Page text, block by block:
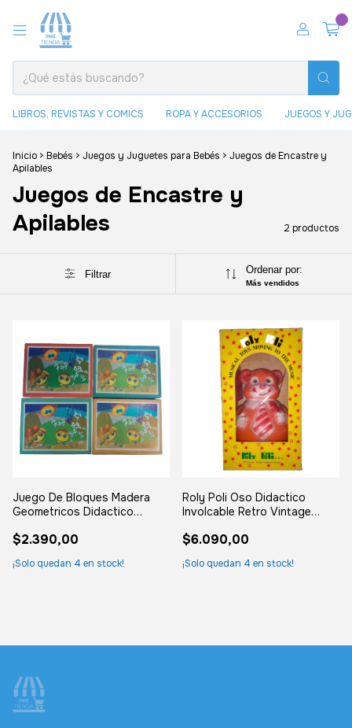
LIBROS, REVISTAS Y COMICS ROPA Y ACCESORIOS JUEGOS Y
Inicio > Bebés > Juegos y Juguetes para Bebés > Juegos de Encastre y
Apilables
Juegos de Encastre y
Apilables
2 productos
Filtrar Ordenar por:
Más vendidos
Juego De Bloques Madera
Geometricos Didactico
$2.390,00
¡Solo quedan 4 en stock!
Roly Poli Oso Didactico
Involcable Retro Vintage
$6.090,00
¡Solo quedan 4 en stock!